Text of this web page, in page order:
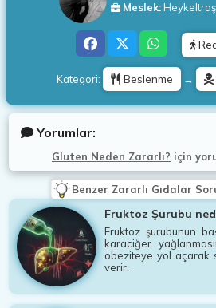
Meslek:Heykeltraş
Kategori: Beslenme →
Yorumlar:
Gluten Neden Zararlı? için
Benzer Zararlı Gıdalar
Fruktoz Şurubu
Fruktoz şurubunun
karaciğer
obeziteye yol açarak
verir.